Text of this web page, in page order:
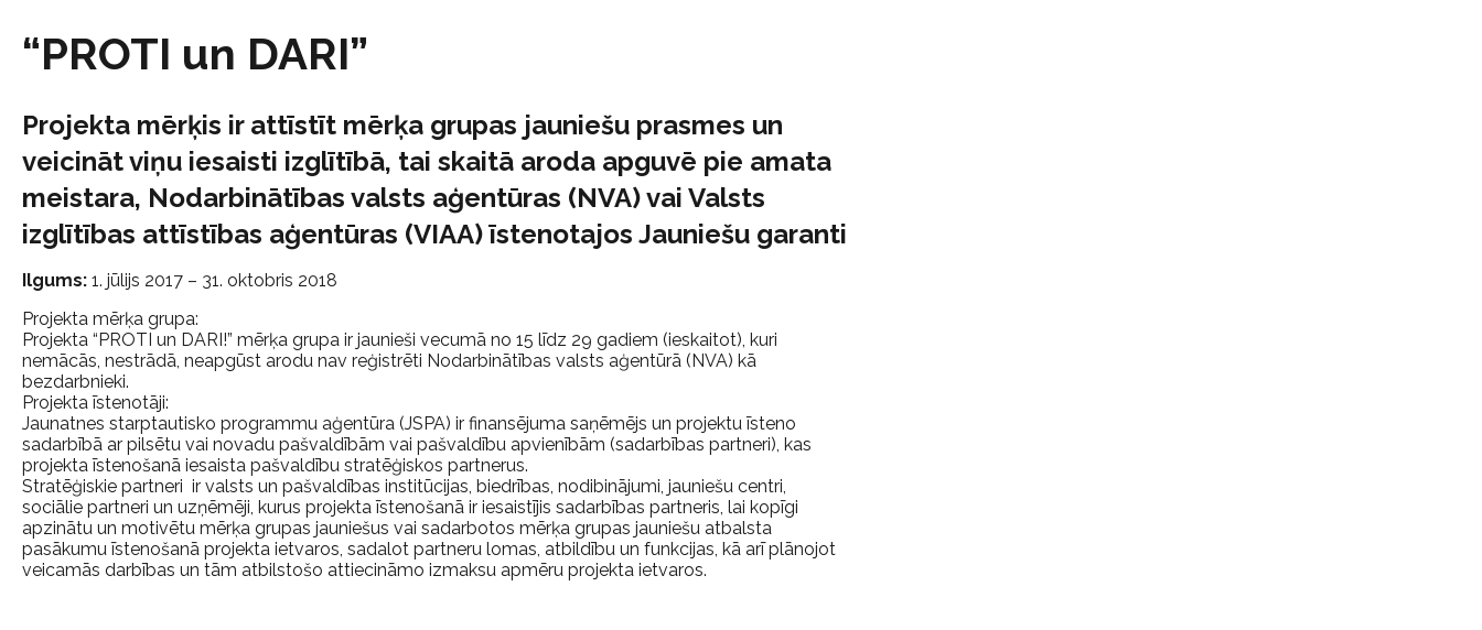
“PROTI un DARI”
Projekta mērķis ir attīstīt mērķa grupas jauniešu prasmes un
veicināt viņu iesaisti izglītībā, tai skaitā aroda apguvē pie amata
meistara, Nodarbinātības valsts aģentūras (NVA) vai Valsts
izglītības attīstības aģentūras (VIAA) īstenotajos Jauniešu garanti
Ilgums: 1. jūlijs 2017 – 31. oktobris 2018
Projekta mērķa grupa:
Projekta “PROTI un DARI!” mērķa grupa ir jaunieši vecumā no 15 līdz 29 gadiem (ieskaitot), kuri
nemācās, nestrādā, neapgūst arodu nav reģistrēti Nodarbinātības valsts aģentūrā (NVA) kā
bezdarbnieki.
Projekta īstenotāji:
Jaunatnes starptautisko programmu aģentūra (JSPA) ir finansējuma saņēmējs un projektu īsteno
sadarbībā ar pilsētu vai novadu pašvaldībām vai pašvaldību apvienībām (sadarbības partneri), kas
projekta īstenošanā iesaista pašvaldību stratēģiskos partnerus.
Stratēģiskie partneri ir valsts un pašvaldības institūcijas, biedrības, nodibinājumi, jauniešu centri,
sociālie partneri un uzņēmēji, kurus projekta īstenošanā ir iesaistījis sadarbības partneris, lai kopīgi
apzinātu un motivētu mērķa grupas jauniešus vai sadarbotos mērķa grupas jauniešu atbalsta
pasākumu īstenošanā projekta ietvaros, sadalot partneru lomas, atbildību un funkcijas, kā arī plānojot
veicamās darbības un tām atbilstošo attiecināmo izmaksu apmēru projekta ietvaros.